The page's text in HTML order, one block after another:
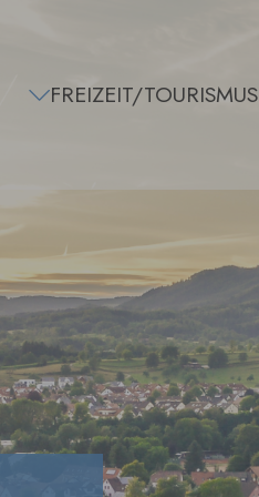
FREIZEIT/TOURISMUS